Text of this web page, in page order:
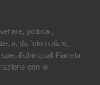
politica ,
da foto notizie,
quali Pianeta
con le